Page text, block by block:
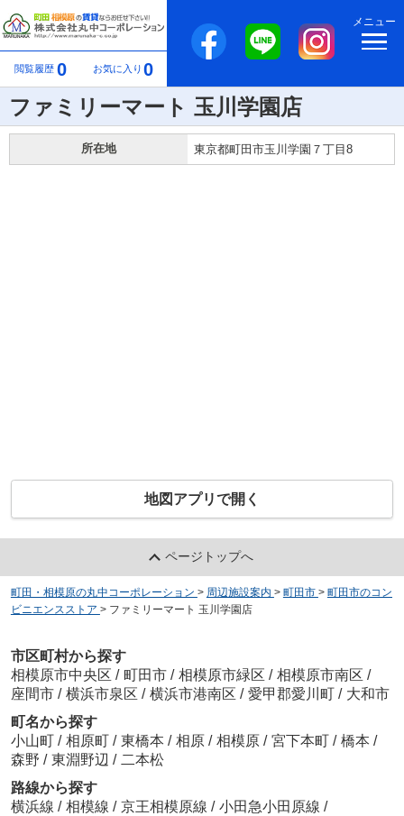
閲覧履歴 0 お気に入り 0
メニュー
ファミリーマート 玉川学園店
所在地 東京都町田市玉川学園７丁目8
地図アプリで開く
ページトップへ
町田・相模原の丸中コーポレーション > 周辺施設案内 > 町田市 > 町田市のコン
ビニエンスストア > ファミリーマート 玉川学園店
市区町村から探す
相模原市中央区 / 町田市 / 相模原市緑区 / 相模原市南区 /
座間市 / 横浜市泉区 / 横浜市港南区 / 愛甲郡愛川町 / 大和市
町名から探す
小山町 / 相原町 / 東橋本 / 相原 / 相模原 / 宮下本町 / 橋本 /
森野 / 東淵野辺 / 二本松
路線から探す
横浜線 / 相模線 / 京王相模原線 / 小田急小田原線 /